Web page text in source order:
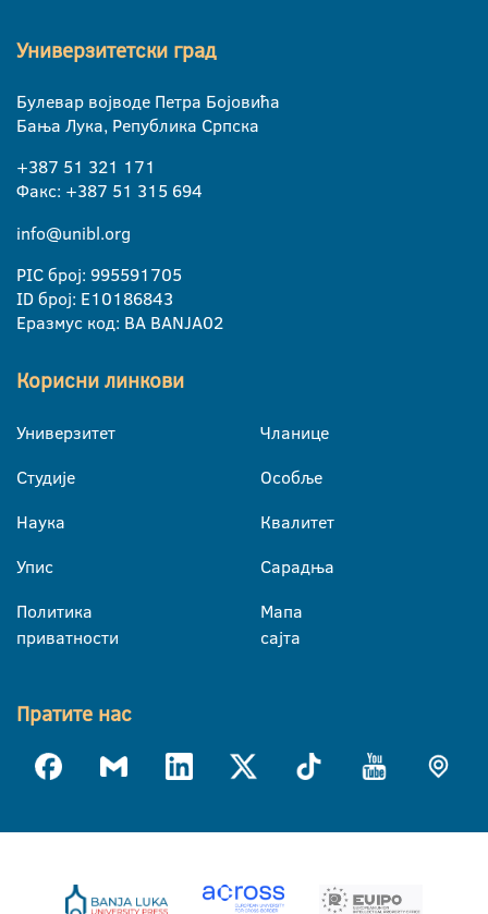
Универзитетски град
Булевар војводе Петра Бојовића
Бања Лука, Република Српска
+387 51 321 171
Факс: +387 51 315 694
info@unibl.org
PIC број: 995591705
ID број: E10186843
Еразмус код: BA BANJA02
Корисни линкови
Универзитет
Студије
Наука
Упис
Политика
приватности
Чланице
Особље
Квалитет
Сарадња
Мапа
сајта
Пратите нас